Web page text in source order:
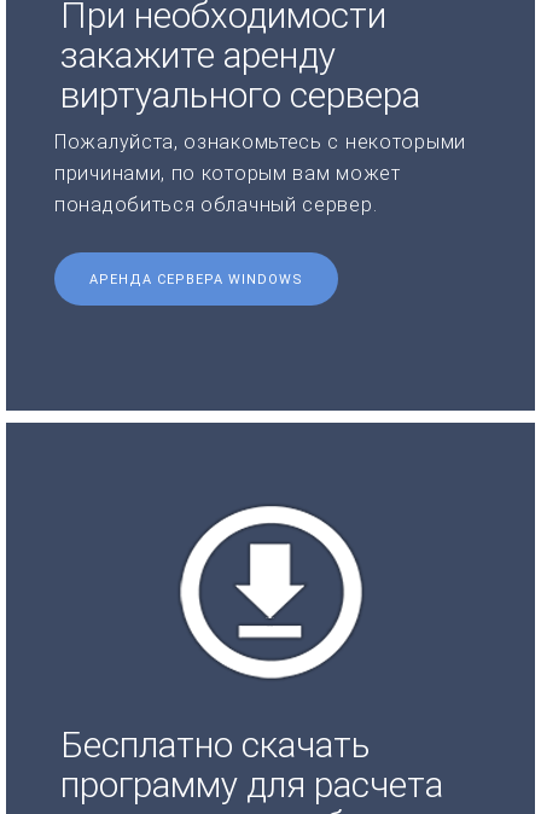
При необходимости
закажите аренду
виртуального сервера
Пожалуйста, ознакомьтесь с некоторыми
причинами, по которым вам может
понадобиться облачный сервер.
АРЕНДА СЕРВЕРА WINDOWS
Бесплатно скачать
программу для расчета